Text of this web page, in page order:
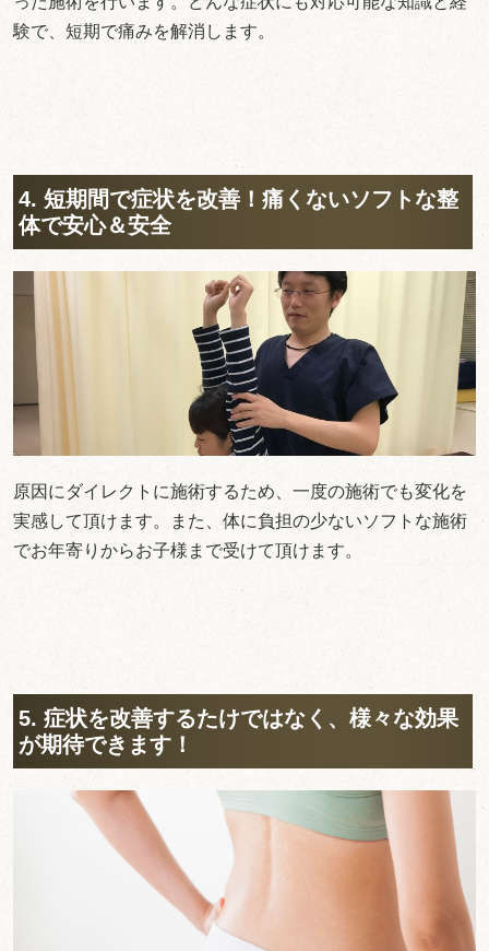
験で、短期で痛みを解消します。
4. 短期間で症状を改善！痛くないソフトな整
体で安心＆安全
原因にダイレクトに施術するため、一度の施術でも変化を
実感して頂けます。また、体に負担の少ないソフトな施術
でお年寄りからお子様まで受けて頂けます。
5. 症状を改善するたけではなく、様々な効果
が期待できます！